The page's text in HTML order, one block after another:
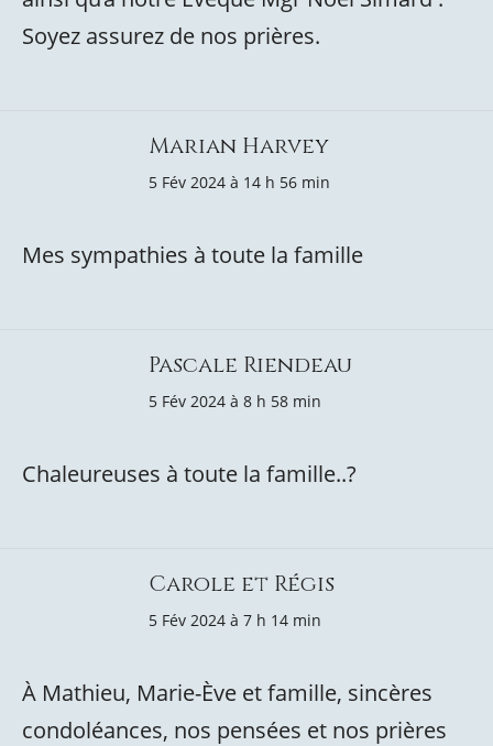
Soyez assurez de nos prières.
Marian Harvey
5 Fév 2024 à 14 h 56 min
Mes sympathies à toute la famille
Pascale Riendeau
5 Fév 2024 à 8 h 58 min
Chaleureuses à toute la famille..?
Carole et Régis
5 Fév 2024 à 7 h 14 min
À Mathieu, Marie-Ève et famille, sincères
condoléances, nos pensées et nos prières